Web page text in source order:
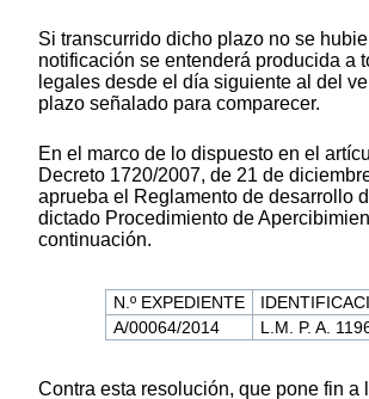
Si transcurrido dicho plazo no se
notificación se entenderá producida a
legales desde el día siguiente al del
plazo señalado para comparecer.
En el marco de lo dispuesto en el
Decreto 1720/2007, de 21 de
aprueba el Reglamento de desarrollo
dictado Procedimiento de
continuación.
N.º EXPEDIENTE
A/00064/2014
L.M. P. A.
Contra esta resolución, que pone fin a